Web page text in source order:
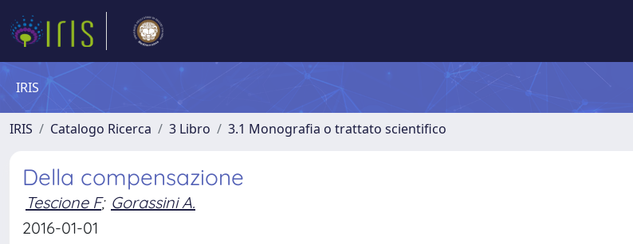
IRIS
IRIS Catalogo Ricerca 3 Libro 3.1 Monografia o trattato scientifico
Della compensazione
Tescione F; Gorassini A.
2016-01-01